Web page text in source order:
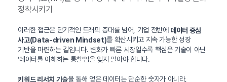
정착시키기
이러한 접근은 단기적인 트래픽 증대를 넘어, 기업 전반에 데이터 중심
사고(Data-driven Mindset)를 확산시키고 지속 가능한 성장
기반을 마련하는 길입니다. 변화가 빠른 시장일수록 핵심은 기술이 아닌
‘데이터를 이해하는 통찰’임을 잊지 말아야 합니다.
키워드 리서치 기술을 통해 얻은 데이터는 단순한 숫자가 아니라,